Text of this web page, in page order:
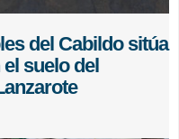
del Cabildo sitúa
suelo del